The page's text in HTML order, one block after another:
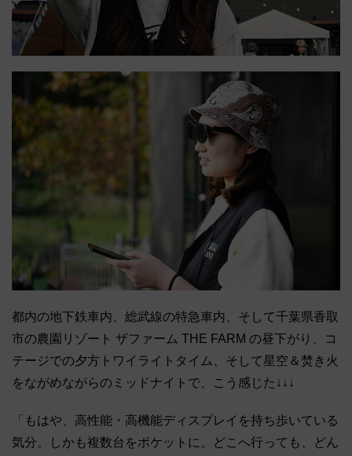
都内の地下鉄車内、総武線の特急車内、そして千葉県香取
市の農園リゾート ザファーム THE FARM の昼下がり、コ
テージでの夕方トワイライトタイム、そして星空＆焚き火
をながめながらのミッドナイトで、こう感じた↓↓↓
「もはや、高性能・高機能ディスプレイを持ち歩いている
気分。しかも複数台をポケットに。どこへ行っても、どん